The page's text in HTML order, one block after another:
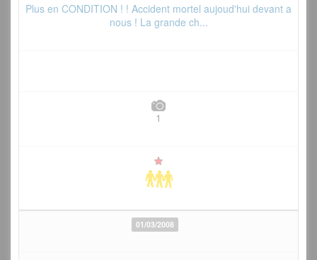
Plus en CONDITION ! ! Accident mortel aujoud'hui devant a
nous ! La grande ch...
1
01/03/2008